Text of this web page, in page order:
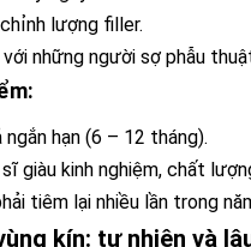
lượng filler.
với những người sợ phẫu
ngắn hạn (6 – 12 tháng).
sĩ giàu kinh nghiệm, chất
tiêm lại nhiều lần trong
kín: tự nhiên và